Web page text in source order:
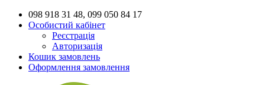
098 918 31 48, 099 050 84 17
Особистий кабінет
Реєстрація
Авторизація
Кошик замовлень
Оформлення замовлення